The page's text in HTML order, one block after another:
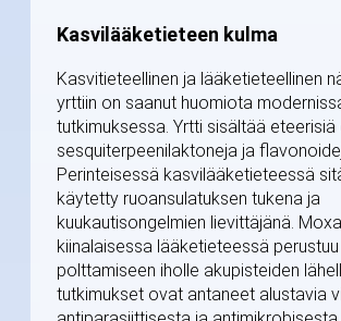
Kasvilääketieteen kulma
Kasvitieteellinen ja lääketieteellinen
yrttiin on saanut huomiota
tutkimuksessa. Yrtti sisältää eteerisiä
sesquiterpeenilaktoneja ja
Perinteisessä kasvilääketieteessä
käytetty ruoansulatuksen tukena ja
kuukautisongelmien lievittäjänä.
kiinalaisessa lääketieteessä
polttamiseen iholle akupisteiden
tutkimukset ovat antaneet alustavia